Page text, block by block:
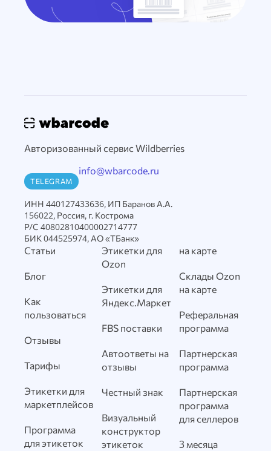
Авторизованный сервис Wildberries
TELEGRAM
info@wbarcode.ru
ИНН 440127433636, ИП Баранов А.А.
156022, Россия, г. Кострома
Р/С 40802810400002714777
БИК 044525974, АО «ТБанк»
Статьи
Блог
Как
пользоваться
Отзывы
Тарифы
Этикетки для
маркетплейсов
Программа
для этикеток
Этикетки для
Ozon
Этикетки для
Яндекс.Маркет
FBS поставки
Автоответы на
отзывы
Честный знак
Визуальный
конструктор
этикеток
на карте
Склады Ozon
на карте
Реферальная
программа
Партнерская
программа
Партнерская
программа
для селлеров
3 месяца